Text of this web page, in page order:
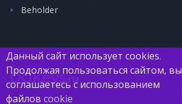
Beholder
DGKeys.ru
Данный сайт использует cookies.
Продолжая пользоваться сайтом, вы
соглашаетесь с использованием
файлов cookie